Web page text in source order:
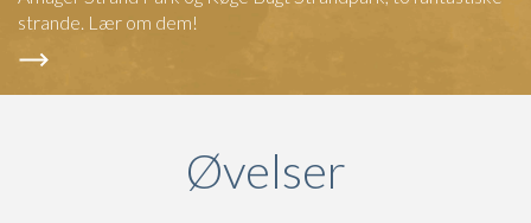
strande. Lær om dem!
Øvelser